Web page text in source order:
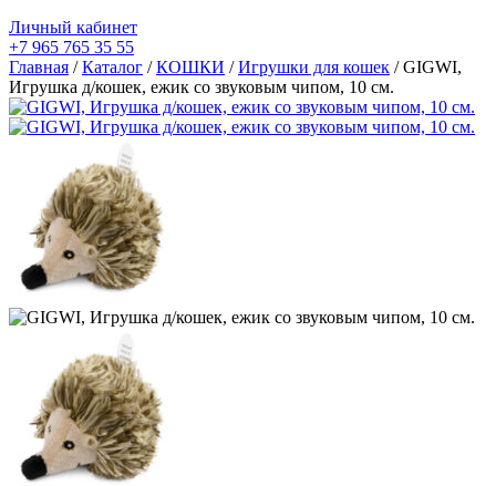
Личный кабинет
+7 965 765 35 55
Главная /Каталог /КОШКИ /Игрушки для кошек / GIGWI,
Игрушка д/кошек, ежик со звуковым чипом, 10 см.